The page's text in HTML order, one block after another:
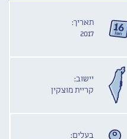
תאריך:
2017
יישוב:
קריית מוצקין
בעלים: